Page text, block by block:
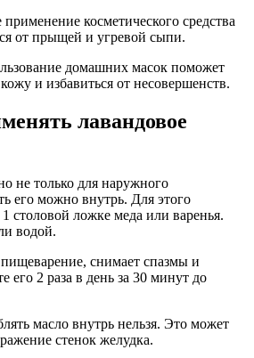
применение косметического средства
от прыщей и угревой сыпи.
домашних масок поможет
и избавиться от несовершенств.
лавандовое
не только для наружного
его можно внутрь. Для этого
1 столовой ложке меда или варенья.
водой.
снимает спазмы и
его 2 раза в день за 30 минут до
масло внутрь нельзя. Это может
стенок желудка.